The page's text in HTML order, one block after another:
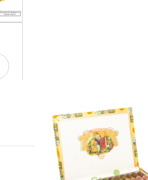
View larger image